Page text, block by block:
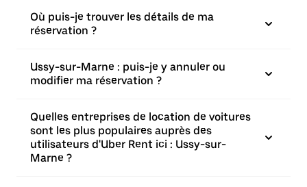
Où puis-je trouver les détails de ma
réservation ?
Ussy-sur-Marne : puis-je y annuler ou
modifier ma réservation ?
Quelles entreprises de location de voitures
sont les plus populaires auprès des
utilisateurs d'Uber Rent ici : Ussy-sur-
Marne ?